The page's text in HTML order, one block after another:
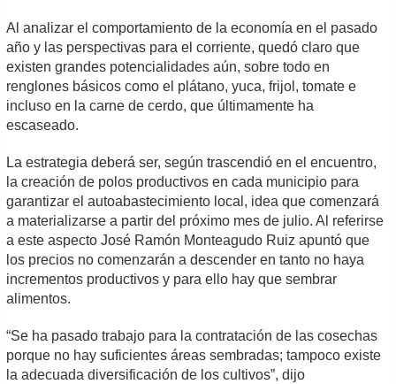
Al analizar el comportamiento de la economía en el pasado
año y las perspectivas para el corriente, quedó claro que
existen grandes potencialidades aún, sobre todo en
renglones básicos como el plátano, yuca, frijol, tomate e
incluso en la carne de cerdo, que últimamente ha
escaseado.
La estrategia deberá ser, según trascendió en el encuentro,
la creación de polos productivos en cada municipio para
garantizar el autoabastecimiento local, idea que comenzará
a materializarse a partir del próximo mes de julio. Al referirse
a este aspecto José Ramón Monteagudo Ruiz apuntó que
los precios no comenzarán a descender en tanto no haya
incrementos productivos y para ello hay que sembrar
alimentos.
“Se ha pasado trabajo para la contratación de las cosechas
porque no hay suficientes áreas sembradas; tampoco existe
la adecuada diversificación de los cultivos”, dijo